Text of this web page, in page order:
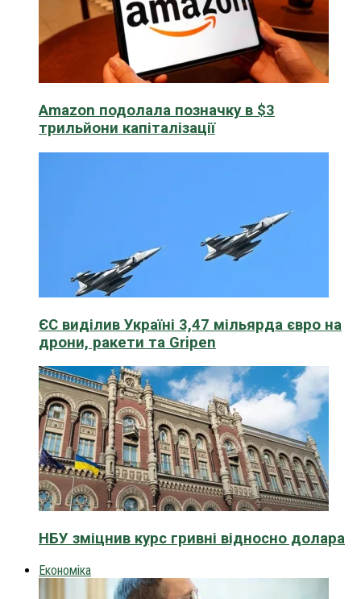
Amazon подолала позначку в $3
трильйони капіталізації
ЄС виділив Україні 3,47 мільярда євро на
дрони, ракети та Gripen
НБУ зміцнив курс гривні відносно долара
Економіка